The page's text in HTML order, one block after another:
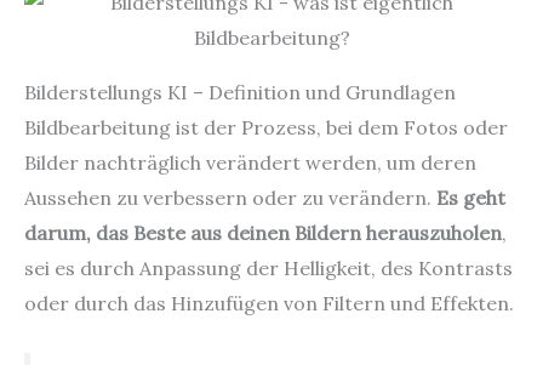
Bilderstellungs KI – Definition und Grundlagen
Bildbearbeitung ist der Prozess, bei dem Fotos oder
Bilder nachträglich verändert werden, um deren
Aussehen zu verbessern oder zu verändern. Es geht
darum, das Beste aus deinen Bildern herauszuholen,
sei es durch Anpassung der Helligkeit, des Kontrasts
oder durch das Hinzufügen von Filtern und Effekten.